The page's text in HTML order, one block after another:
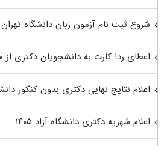
شروع ثبت نام آزمون زبان دانشگاه تهران
اعطای ردا کارت به دانشجویان دکتری از مهر
اعلام نتایج نهایی دکتری بدون کنکور
اعلام شهریه دکتری دانشگاه آزاد ۱۴۰۵